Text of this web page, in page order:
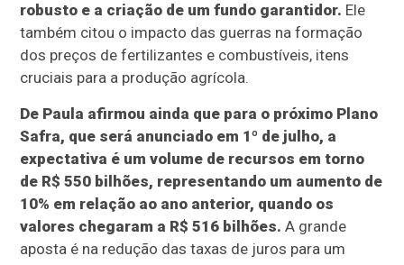
robusto e a criação de um fundo garantidor. Ele
também citou o impacto das guerras na formação
dos preços de fertilizantes e combustíveis, itens
cruciais para a produção agrícola.
De Paula afirmou ainda que para o próximo Plano
Safra, que será anunciado em 1º de julho, a
expectativa é um volume de recursos em torno
de R$ 550 bilhões, representando um aumento de
10% em relação ao ano anterior, quando os
valores chegaram a R$ 516 bilhões. A grande
aposta é na redução das taxas de juros para um